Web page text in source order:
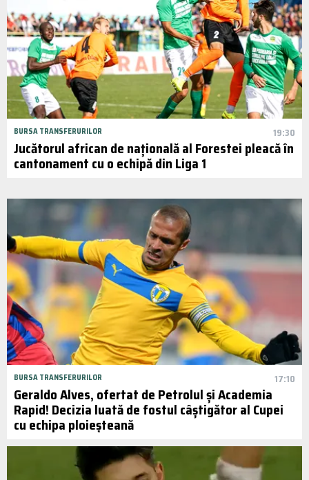
BURSA TRANSFERURILOR 19:30
Jucătorul african de națională al Forestei pleacă în
cantonament cu o echipă din Liga 1
BURSA TRANSFERURILOR 17:10
Geraldo Alves, ofertat de Petrolul și Academia
Rapid! Decizia luată de fostul câștigător al Cupei
cu echipa ploieșteană